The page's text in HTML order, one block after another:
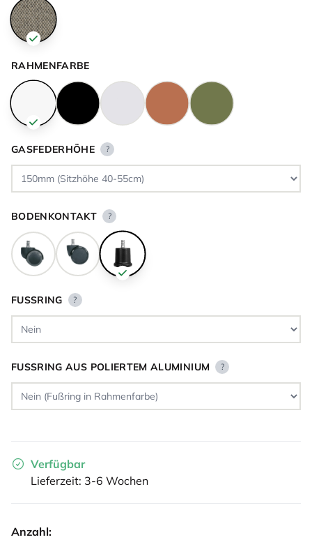
RAHMENFARBE
GASFEDERHÖHE ?
BODENKONTAKT ?
FUSSRING ?
FUSSRING AUS POLIERTEM ALUMINIUM ?
Verfügbar
Lieferzeit: 3-6 Wochen
Anzahl: